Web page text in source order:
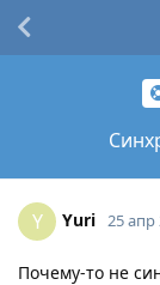
Y Yuri 25 апр
Почему-то не